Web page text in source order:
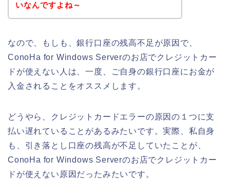
いなんですよね～
なので、もしも、銀行口座の残高不足が原因で、
ConoHa for Windows Serverのお店でクレジットカー
ドが使えない人は、一度、ご自身の銀行口座にお金が
入金されることをオススメします。
どうやら、クレジットカードエラーの原因の１つに支
払い遅れていることがあるみたいです。実際、私自身
も、引き落とし口座の残高が不足していたことが、
ConoHa for Windows Serverのお店でクレジットカー
ドが使えない原因だったみたいです。